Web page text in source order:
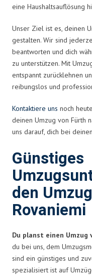
eine Haushaltsauflösung
Unser Ziel ist es, deinen
gestalten. Wir sind
beantworten und dich
zu unterstützen. Mit
entspannt zurücklehnen
reibungslos und
Kontaktiere uns noch
deinen Umzug von Fürth
uns darauf, dich bei
Günstiges
den
Rovaniemi
Du planst einen Umzug
du bei uns, dem
sind ein günstiges und
spezialisiert ist auf